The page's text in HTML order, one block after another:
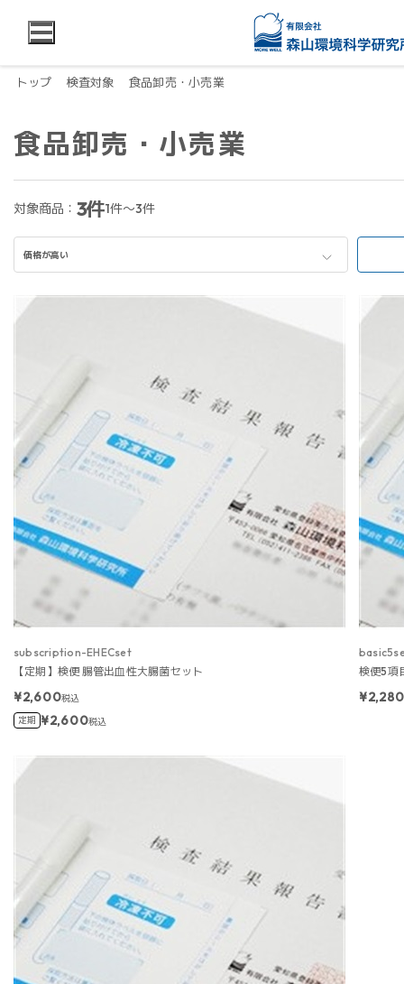
トップ 検査対象 食品卸売・小売業
食品卸売・小売業
対象商品： 3件1件～3件
価格が高い
subscription-EHECset
【定期】検便 腸管出血性大腸菌セット
¥2,600税込
定期 ¥2,600税込
検便5項
¥2,280